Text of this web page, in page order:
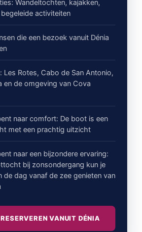
Wandeltochten, kajakken,
activiteiten
die een bezoek vanuit Dénia
Les Rotes, Cabo de San Antonio,
en de omgeving van Cova
naar comfort: De boot is een
met een prachtig uitzicht
naar een bijzondere ervaring:
bij zonsondergang kun je
de dag vanaf de zee genieten van
VANUIT DÉNIA